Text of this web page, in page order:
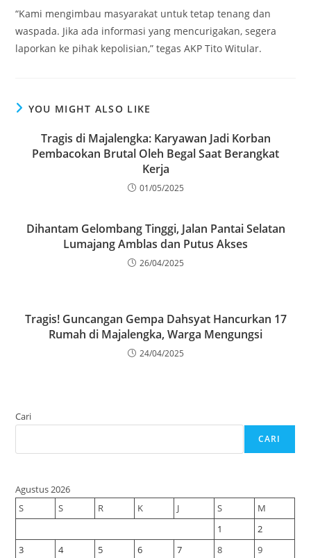
“Kami mengimbau masyarakat untuk tetap tenang dan
waspada. Jika ada informasi yang mencurigakan, segera
laporkan ke pihak kepolisian,” tegas AKP Tito Witular.
YOU MIGHT ALSO LIKE
Tragis di Majalengka: Karyawan Jadi Korban
Pembacokan Brutal Oleh Begal Saat Berangkat
Kerja
01/05/2025
Dihantam Gelombang Tinggi, Jalan Pantai Selatan
Lumajang Amblas dan Putus Akses
26/04/2025
Tragis! Guncangan Gempa Dahsyat Hancurkan 17
Rumah di Majalengka, Warga Mengungsi
24/04/2025
Cari
CARI
Agustus 2026
S
S R K J S
M
1
2
3
4 5 6 7 8
9